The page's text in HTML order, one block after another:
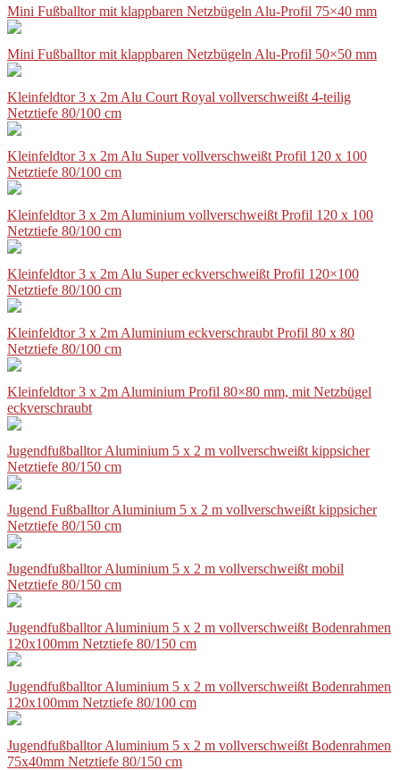
Mini Fußballtor mit klappbaren Netzbügeln Alu-Profil 75×40 mm
Mini Fußballtor mit klappbaren Netzbügeln Alu-Profil 50×50 mm
Kleinfeldtor 3 x 2m Alu Court Royal vollverschweißt 4-teilig
Netztiefe 80/100 cm
Kleinfeldtor 3 x 2m Alu Super vollverschweißt Profil 120 x 100
Netztiefe 80/100 cm
Kleinfeldtor 3 x 2m Aluminium vollverschweißt Profil 120 x 100
Netztiefe 80/100 cm
Kleinfeldtor 3 x 2m Alu Super eckverschweißt Profil 120×100
Netztiefe 80/100 cm
Kleinfeldtor 3 x 2m Aluminium eckverschraubt Profil 80 x 80
Netztiefe 80/100 cm
Kleinfeldtor 3 x 2m Aluminium Profil 80×80 mm, mit Netzbügel
eckverschraubt
Jugendfußballtor Aluminium 5 x 2 m vollverschweißt kippsicher
Netztiefe 80/150 cm
Jugend Fußballtor Aluminium 5 x 2 m vollverschweißt kippsicher
Netztiefe 80/150 cm
Jugendfußballtor Aluminium 5 x 2 m vollverschweißt mobil
Netztiefe 80/150 cm
Jugendfußballtor Aluminium 5 x 2 m vollverschweißt Bodenrahmen
120x100mm Netztiefe 80/150 cm
Jugendfußballtor Aluminium 5 x 2 m vollverschweißt Bodenrahmen
120x100mm Netztiefe 80/100 cm
Jugendfußballtor Aluminium 5 x 2 m vollverschweißt Bodenrahmen
75x40mm Netztiefe 80/150 cm